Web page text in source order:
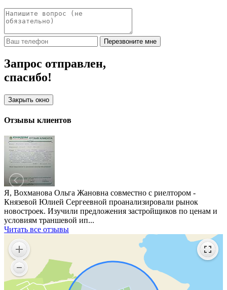
Перезвоните мне
Запрос отправлен,
спасибо!
Закрыть окно
Отзывы клиентов
Я, Вохманова Ольга Жановна совместно с риелтором -
Князевой Юлией Сергеевной проанализировали рынок
новостроек. Изучили предложения застройщиков по ценам и
условиям траншевой ип...
Читать все отзывы